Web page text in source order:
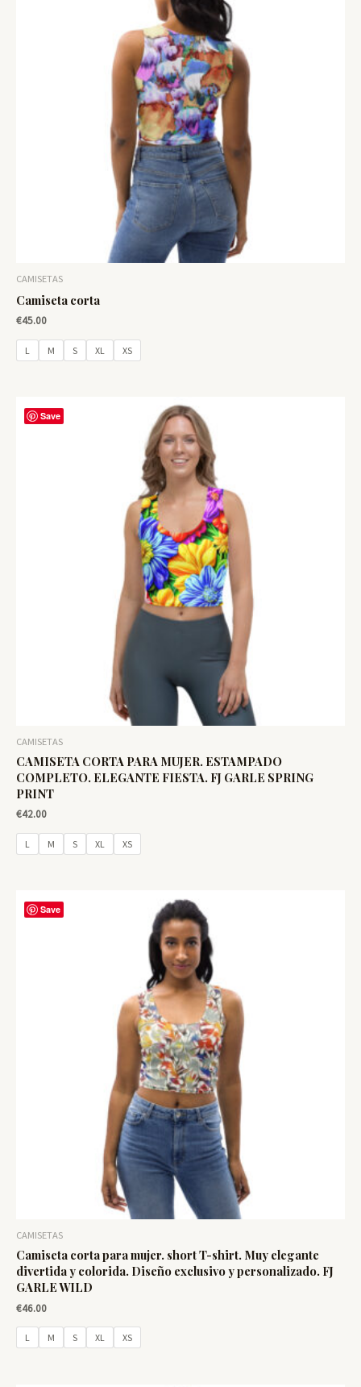
CAMISETAS
Camiseta corta
€45.00
L M S XL XS
Save
CAMISETAS
CAMISETA CORTA PARA MUJER. ESTAMPADO
COMPLETO. ELEGANTE FIESTA. FJ GARLE SPRING
PRINT
€42.00
L M S XL XS
Save
CAMISETAS
Camiseta corta para mujer. short T-shirt. Muy elegante
divertida y colorida. Diseño exclusivo y personalizado. FJ
GARLE WILD
€46.00
L M S XL XS